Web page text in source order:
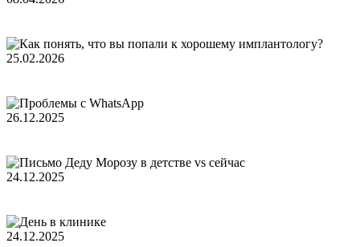
25.02.2026
26.12.2025
24.12.2025
24.12.2025